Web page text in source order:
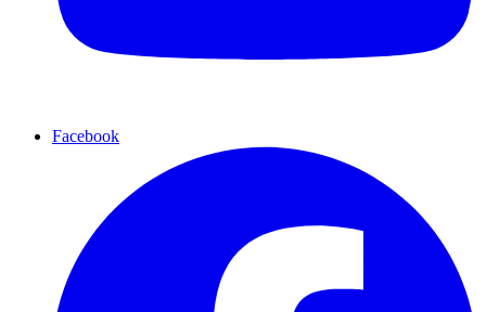
Facebook